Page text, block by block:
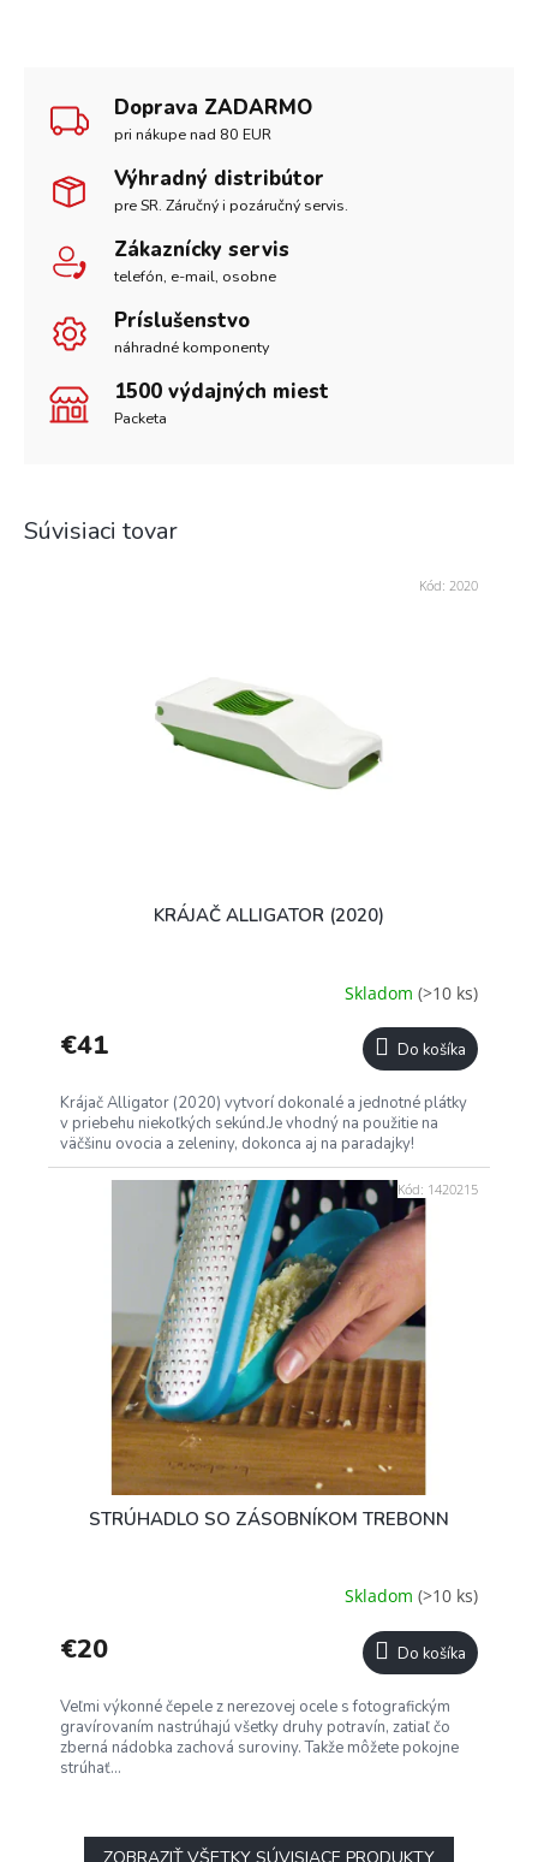
Doprava ZADARMO
pri nákupe nad 80 EUR
Výhradný distribútor
pre SR. Záručný i pozáručný servis.
Zákaznícky servis
telefón, e-mail, osobne
Príslušenstvo
náhradné komponenty
1500 výdajných miest
Packeta
Súvisiaci tovar
KRÁJAČ ALLIGATOR (2020)
Skladom (>10 ks)
€41 Do košíka
Krájač Alligator (2020) vytvorí dokonalé a jednotné plátky
v priebehu niekoľkých sekúnd.Je vhodný na použitie na
väčšinu ovocia a zeleniny, dokonca aj na paradajky!
Kód: 2020
STRÚHADLO SO ZÁSOBNÍKOM TREBONN
Skladom (>10 ks)
€20 Do košíka
Veľmi výkonné čepele z nerezovej ocele s fotografickým
gravírovaním nastrúhajú všetky druhy potravín, zatiaľ čo
zberná nádobka zachová suroviny. Takže môžete pokojne
strúhať...
Kód: 1420215
ZOBRAZIŤ VŠETKY SÚVISIACE PRODUKTY